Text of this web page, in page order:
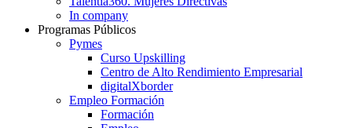
In company
Programas Públicos
Pymes
Curso Upskilling
Centro de Alto Rendimiento Empresarial
digitalXborder
Empleo Formación
Formación